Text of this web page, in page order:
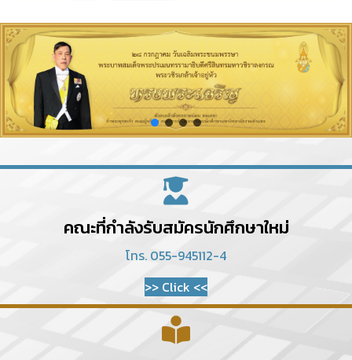
คณะที่กำลังรับสมัครนักศึกษาใหม่
โทร. 055-945112-4
>> Click <<